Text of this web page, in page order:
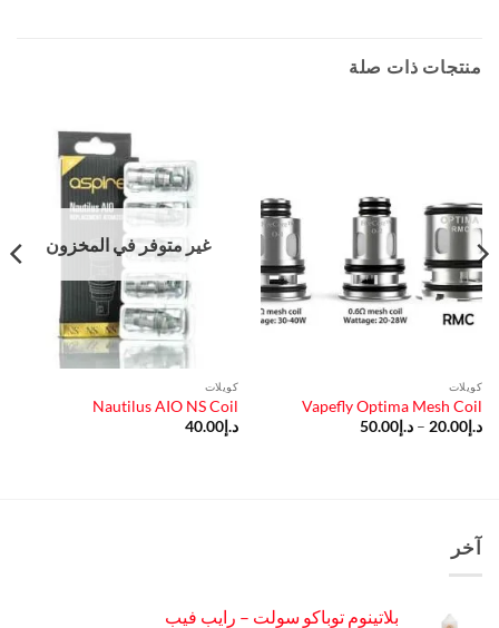
منتجات ذات صلة
كويلات
Vapefly Optima Mesh Coil
د.إ 20.00
– د.إ 50.00نطاق
غير متوفر في المخزون
كويلات
Nautilus AIO NS Coil
د.إ 40.00
آخر
بلاتينوم توباكو سولت – رايب فيب